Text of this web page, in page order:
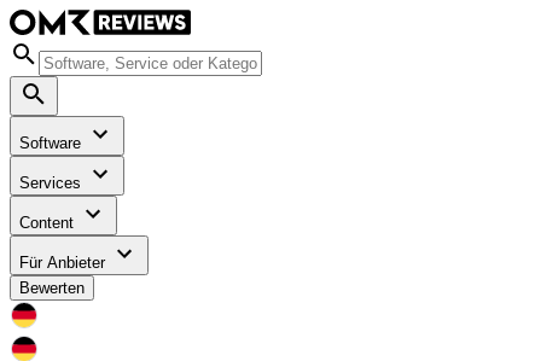
Software
Services
Content
Für Anbieter
Bewerten